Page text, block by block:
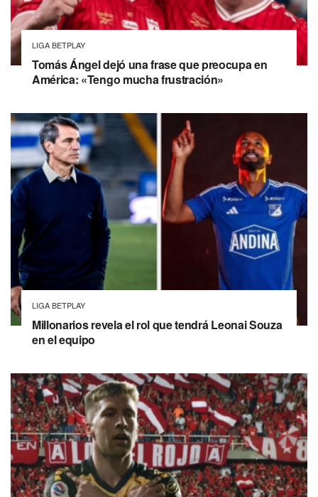
LIGA BETPLAY
Tomás Ángel dejó una frase que preocupa en
América: «Tengo mucha frustración»
LIGA BETPLAY
Millonarios revela el rol que tendrá Leonai Souza
en el equipo